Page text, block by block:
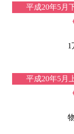
平成20年5月
1
平成20年5月